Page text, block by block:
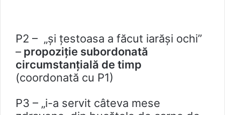
P2 – „și țestoasa a făcut iarăşi ochi”
– propoziție subordonată
circumstanțială de timp
(coordonată cu P1)
P3 – „i-a servit câteva mese